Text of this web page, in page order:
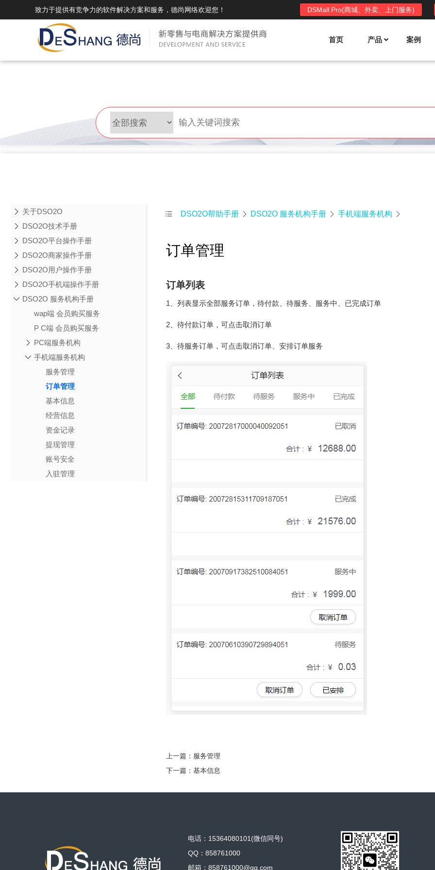
致力于提供有竞争力的软件解决方案和服务，德尚网络欢迎您！ DSMall Pro(商城、外卖、上门服务)
首页 产品
DSMall Pro功能列表
DSMall Pro支持商城购物，外卖，上门
服务，短视频等功能。
DSMall功能列表
系统支持平台自营、分销、拼团、限时
折扣、优惠套装、微信、小程序等
DSShop功能列表
案例
关于DSO2O
DSO2O技术手册
DSO2O平台操作手册
DSO2O商家操作手册
DSO2O用户操作手册
DSO2O手机端操作手册
DSO2O 服务机构手册
wap端 会员购买服务
P C端 会员购买服务
PC端服务机构
手机端服务机构
服务管理
订单管理
基本信息
经营信息
资金记录
提现管理
账号安全
入驻管理
 DSO2O帮助手册  DSO2O 服务机构手册  手机端服务机构 
订单管理
订单列表
1、列表显示全部服务订单，待付款、待服务、服务中、已完成订单
2、待付款订单，可点击取消订单
3、待服务订单，可点击取消订单、安排订单服务
上一篇： 服务管理
下一篇： 基本信息
电话：15364080101(微信同号)
QQ：858761000
邮箱：858761000@qq.com